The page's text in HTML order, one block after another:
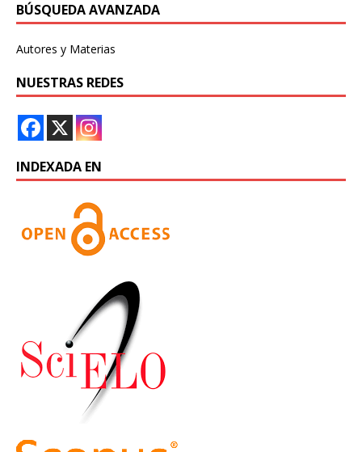
BÚSQUEDA AVANZADA
Autores y Materias
NUESTRAS REDES
INDEXADA EN